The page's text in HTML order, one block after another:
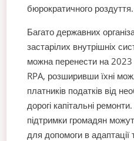
бюрократичного роздуття.
Багато державних
застарілих внутрішніх
можна перенести на 2023
RPA, розширивши їхні
платників податків від
дорогі капітальні
підтримки громадян
для допомоги в